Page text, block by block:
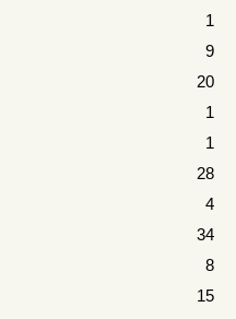
1
9
20
1
1
28
4
34
8
15